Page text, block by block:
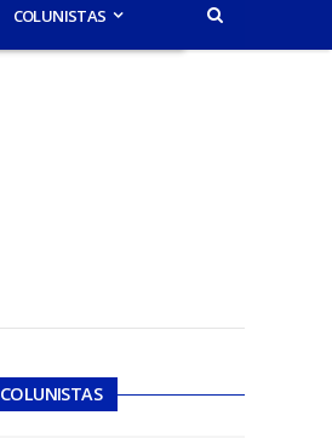
COLUNISTAS
COLUNISTAS